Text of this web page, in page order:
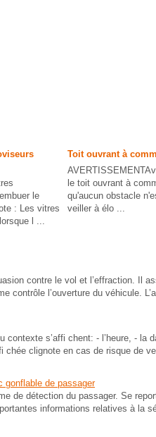
le
: Les vitres
l ...
Toit ouvrant à
le toit ouvrant à
qu'aucun obstacle
veiller à élo ...
contre le vol et l’effraction. Il
contrôle l’ouverture du véhicule.
contexte s’affi chent: - l’heure, - la
chée clignote en cas de risque de
gonflable de passager
de détection du passager. Se
informations relatives à la